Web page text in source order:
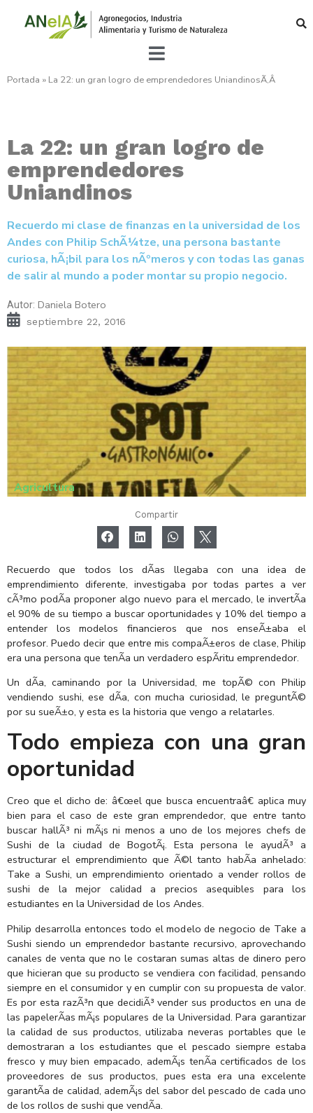
Portada » La 22: un gran logro de emprendedores UniandinosÃ‚Â
La 22: un gran logro de
emprendedores
Uniandinos
Recuerdo mi clase de finanzas en la universidad de los
Andes con Philip SchÃ¼tze, una persona bastante
curiosa, hÃ¡bil para los nÃºmeros y con todas las ganas
de salir al mundo a poder montar su propio negocio.
Autor: Daniela Botero
septiembre 22, 2016
Agricultura
Compartir
Recuerdo que todos los dÃ­as llegaba con una idea de
emprendimiento diferente, investigaba por todas partes a ver
cÃ³mo podÃ­a proponer algo nuevo para el mercado, le invertÃ­a
el 90% de su tiempo a buscar oportunidades y 10% del tiempo a
entender los modelos financieros que nos enseÃ±aba el
profesor. Puedo decir que entre mis compaÃ±eros de clase, Philip
era una persona que tenÃ­a un verdadero espÃ­ritu emprendedor.
Un dÃ­a, caminando por la Universidad, me topÃ© con Philip
vendiendo sushi, ese dÃ­a, con mucha curiosidad, le preguntÃ©
por su sueÃ±o, y esta es la historia que vengo a relatarles.
Todo empieza con una gran
oportunidad
Creo que el dicho de: â€œel que busca encuentraâ€ aplica muy
bien para el caso de este gran emprendedor, que entre tanto
buscar hallÃ³ ni mÃ¡s ni menos a uno de los mejores chefs de
Sushi de la ciudad de BogotÃ¡. Esta persona le ayudÃ³ a
estructurar el emprendimiento que Ã©l tanto habÃ­a anhelado:
Take a Sushi, un emprendimiento orientado a vender rollos de
sushi de la mejor calidad a precios asequibles para los
estudiantes en la Universidad de los Andes.
Philip desarrolla entonces todo el modelo de negocio de Take a
Sushi siendo un emprendedor bastante recursivo, aprovechando
canales de venta que no le costaran sumas altas de dinero pero
que hicieran que su producto se vendiera con facilidad, pensando
siempre en el consumidor y en cumplir con su propuesta de valor.
Es por esta razÃ³n que decidiÃ³ vender sus productos en una de
las papelerÃ­as mÃ¡s populares de la Universidad. Para garantizar
la calidad de sus productos, utilizaba neveras portables que le
demostraran a los estudiantes que el pescado siempre estaba
fresco y muy bien empacado, ademÃ¡s tenÃ­a certificados de los
proveedores de sus productos, pues esta era una excelente
garantÃ­a de calidad, ademÃ¡s del sabor del pescado de cada uno
de los rollos de sushi que vendÃ­a.